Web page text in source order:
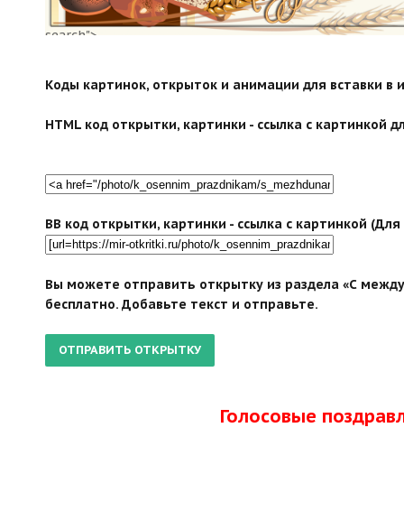
search">
Коды картинок, открыток и анимации для вставки в
HTML код открытки, картинки - ссылка с картинкой
BB код открытки, картинки - ссылка с картинкой
Вы можете отправить открытку из раздела «С
бесплатно. Добавьте текст и отправьте.
Голосовые